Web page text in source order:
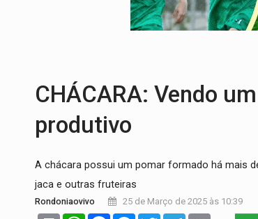
MATERIAL:Brasil tem
CHÁCARA: Vendo
produtivo
A chácara possui um pomar formado há mais
jaca e outras fruteiras
Rondoniaovivo 25 de Março de 2025 às 10:39